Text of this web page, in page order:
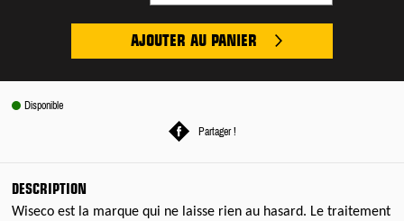
AJOUTER AU PANIER
Disponible
Partager !
DESCRIPTION
Wiseco est la marque qui ne laisse rien au hasard. Le traitement